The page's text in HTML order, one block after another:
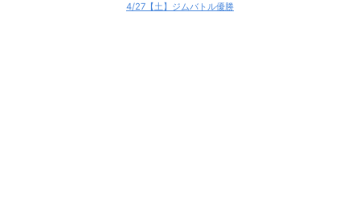
4/27【土】ジムバトル優勝